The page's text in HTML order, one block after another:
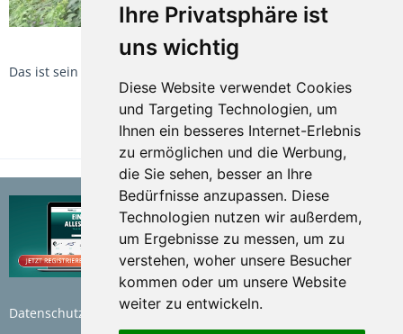
Ihre Privatsphäre ist
uns wichtig
Diese Website verwendet Cookies
und Targeting Technologien, um
Ihnen ein besseres Internet-Erlebnis
zu ermöglichen und die Werbung,
die Sie sehen, besser an Ihre
Bedürfnisse anzupassen. Diese
Technologien nutzen wir außerdem,
um Ergebnisse zu messen, um zu
verstehen, woher unsere Besucher
kommen oder um unsere Website
weiter zu entwickeln.
Das ist sein Platz auf dem Gelände
TEILEN
Datenschutzerklärung Nutzungsbedingungen